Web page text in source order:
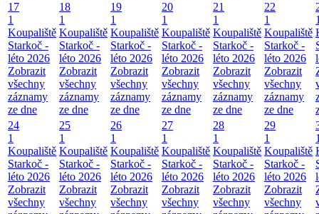
17
1
Koupaliště
Starkoč -
léto 2026
Zobrazit
všechny
záznamy
ze dne
18
1
Koupaliště
Starkoč -
léto 2026
Zobrazit
všechny
záznamy
ze dne
19
1
Koupaliště
Starkoč -
léto 2026
Zobrazit
všechny
záznamy
ze dne
20
1
Koupaliště
Starkoč -
léto 2026
Zobrazit
všechny
záznamy
ze dne
21
1
Koupaliště
Starkoč -
léto 2026
Zobrazit
všechny
záznamy
ze dne
22
1
Koupaliště
Starkoč -
léto 2026
Zobrazit
všechny
záznamy
ze dne
24
1
Koupaliště
Starkoč -
léto 2026
Zobrazit
všechny
25
1
Koupaliště
Starkoč -
léto 2026
Zobrazit
všechny
26
1
Koupaliště
Starkoč -
léto 2026
Zobrazit
všechny
27
1
Koupaliště
Starkoč -
léto 2026
Zobrazit
všechny
28
1
Koupaliště
Starkoč -
léto 2026
Zobrazit
všechny
29
1
Koupaliště
Starkoč -
léto 2026
Zobrazit
všechny